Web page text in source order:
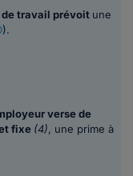
travail prévoit une
).
verse de
fixe (4), une prime à